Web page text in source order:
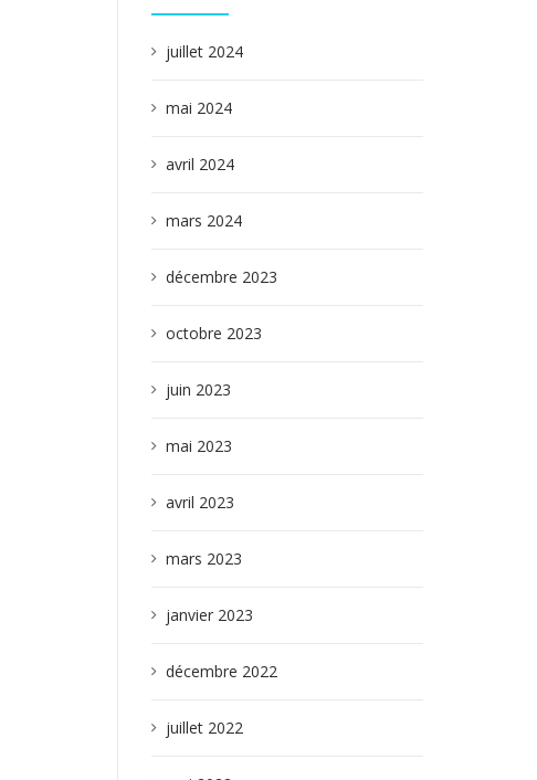
juillet 2024
mai 2024
avril 2024
mars 2024
décembre 2023
octobre 2023
juin 2023
mai 2023
avril 2023
mars 2023
janvier 2023
décembre 2022
juillet 2022